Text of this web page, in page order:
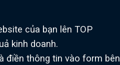
của bạn lên TOP
kinh doanh.
điền thông tin vào form bên